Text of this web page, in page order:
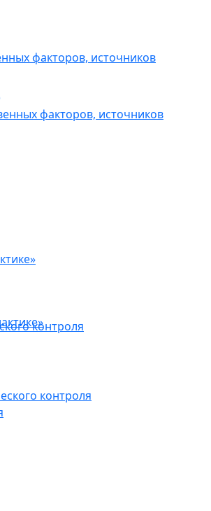
факторов, источников
контроля
факторов, источников
контроля